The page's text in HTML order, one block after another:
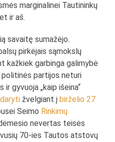
marginalinei Tautininkų
ir aš.
savaitę sumažėjo.
pirkėjais sąmokslų
kažkiek garbinga galimybė
partijos neturi
gyvuoja „kaip išeina“
žvelgiant į birželio 27
Seimo Rinkimų
nevertas teisės
70-ies Tautos atstovų